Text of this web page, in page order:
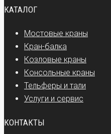
КАТАЛОГ
Мостовые краны
Кран-балка
Козловые краны
Консольные краны
Тельферы и тали
Услуги и сервис
КОНТАКТЫ